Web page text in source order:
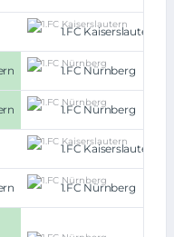
1.FC Kaiserslautern
1.FC Nürnberg
1.FC Nürnberg
1.FC Kaiserslautern
1.FC Nürnberg